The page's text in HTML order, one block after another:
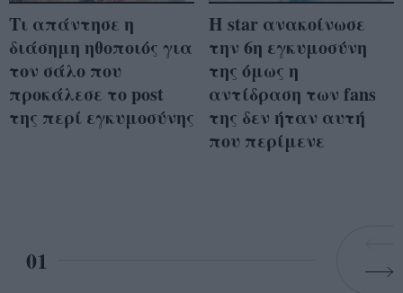
Τι απάντησε η
διάσημη ηθοποιός για
τον σάλο που
προκάλεσε το post
της περί εγκυμοσύνης
H star ανακοίνωσε
την 6η εγκυμοσύνη
της όμως η
αντίδραση των fans
της δεν ήταν αυτή
που περίμενε
01